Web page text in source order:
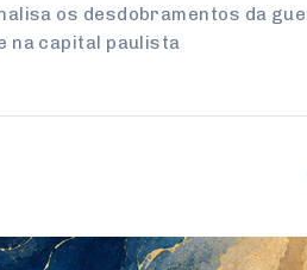
os desdobramentos da
na capital paulista